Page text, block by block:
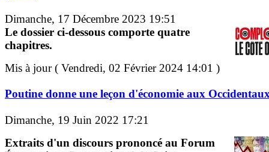
Dimanche, 17 Décembre 2023 19:51
Le dossier ci-dessous comporte quatre
chapitres.
Mis à jour ( Vendredi, 02 Février 2024 14:01 )
Poutine donne une leçon d'économie aux
Dimanche, 19 Juin 2022 17:21
Extraits d'un discours prononcé au Forum